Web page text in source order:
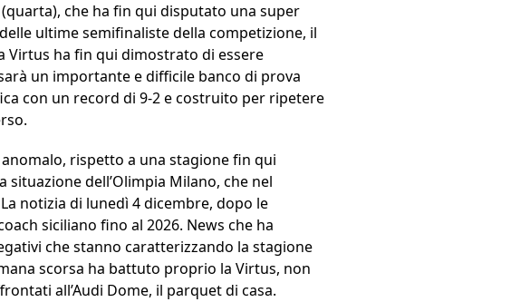
che ha fin qui disputato una super
ultime semifinaliste della competizione, il
Virtus ha fin qui dimostrato di essere
un importante e difficile banco di prova
con un record di 9-2 e costruito per ripetere
rispetto a una stagione fin qui
dell’Olimpia Milano, che nel
notizia di lunedì 4 dicembre, dopo le
siciliano fino al 2026. News che ha
che stanno caratterizzando la stagione
scorsa ha battuto proprio la Virtus, non
all’Audi Dome, il parquet di casa.